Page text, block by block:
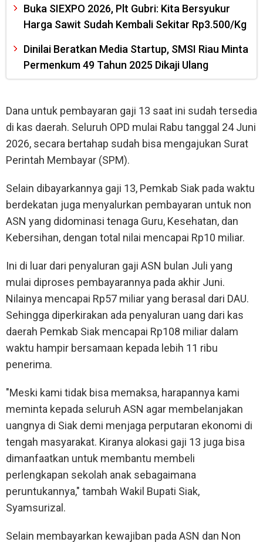
Buka SIEXPO 2026, Plt Gubri: Kita Bersyukur
Harga Sawit Sudah Kembali Sekitar Rp3.500/Kg
Dinilai Beratkan Media Startup, SMSI Riau Minta
Permenkum 49 Tahun 2025 Dikaji Ulang
Dana untuk pembayaran gaji 13 saat ini sudah tersedia
di kas daerah. Seluruh OPD mulai Rabu tanggal 24 Juni
2026, secara bertahap sudah bisa mengajukan Surat
Perintah Membayar (SPM).
Selain dibayarkannya gaji 13, Pemkab Siak pada waktu
berdekatan juga menyalurkan pembayaran untuk non
ASN yang didominasi tenaga Guru, Kesehatan, dan
Kebersihan, dengan total nilai mencapai Rp10 miliar.
Ini di luar dari penyaluran gaji ASN bulan Juli yang
mulai diproses pembayarannya pada akhir Juni.
Nilainya mencapai Rp57 miliar yang berasal dari DAU.
Sehingga diperkirakan ada penyaluran uang dari kas
daerah Pemkab Siak mencapai Rp108 miliar dalam
waktu hampir bersamaan kepada lebih 11 ribu
penerima.
"Meski kami tidak bisa memaksa, harapannya kami
meminta kepada seluruh ASN agar membelanjakan
uangnya di Siak demi menjaga perputaran ekonomi di
tengah masyarakat. Kiranya alokasi gaji 13 juga bisa
dimanfaatkan untuk membantu membeli
perlengkapan sekolah anak sebagaimana
peruntukannya," tambah Wakil Bupati Siak,
Syamsurizal.
Selain membayarkan kewajiban pada ASN dan Non